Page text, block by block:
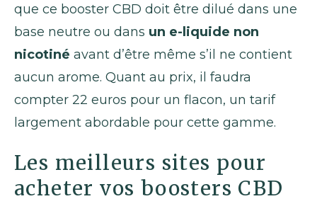
que ce booster CBD doit être dilué dans une
base neutre ou dans un e-liquide non
nicotiné avant d’être même s’il ne contient
aucun arome. Quant au prix, il faudra
compter 22 euros pour un flacon, un tarif
largement abordable pour cette gamme.
Les meilleurs sites pour
acheter vos boosters CBD